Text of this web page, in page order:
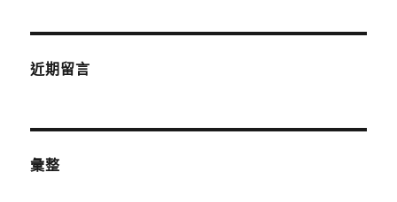
近期留言
彙整